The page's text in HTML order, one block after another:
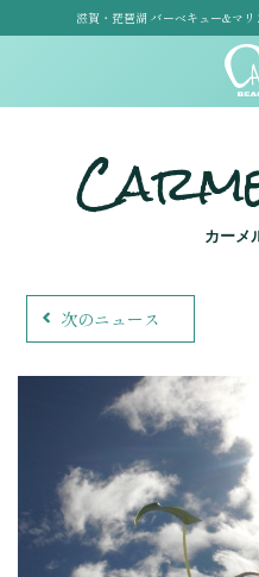
滋賀・琵琶湖 バーベキュー&マリ
カーメ
次のニュース